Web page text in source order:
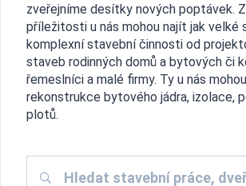
zveřejníme desítky nových poptávek.
příležitosti u nás mohou najít jak
komplexní stavební činnosti od
staveb rodinných domů a bytových či
řemeslníci a malé firmy. Ty u nás
rekonstrukce bytového jádra, izolace,
plotů.